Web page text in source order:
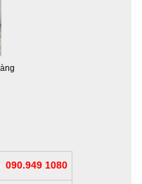
090.949 1080